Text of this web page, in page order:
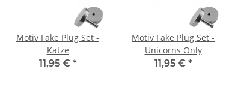
Motiv Fake Plug Set -
Katze
11,95 € *
Motiv Fake Plug Set -
Unicorns Only
11,95 € *